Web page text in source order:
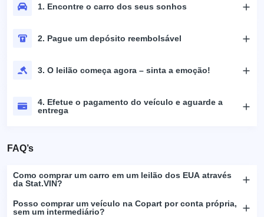
1. Encontre o carro dos seus sonhos
2. Pague um depósito reembolsável
3. O leilão começa agora – sinta a emoção!
4. Efetue o pagamento do veículo e aguarde a
entrega
FAQ’s
Como comprar um carro em um leilão dos EUA através
da Stat.VIN?
Posso comprar um veículo na Copart por conta própria,
sem um intermediário?